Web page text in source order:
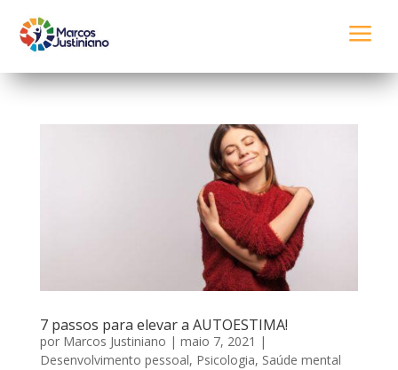
a
7 passos para elevar a AUTOESTIMA!
por Marcos Justiniano | maio 7, 2021 |
Desenvolvimento pessoal, Psicologia, Saúde mental